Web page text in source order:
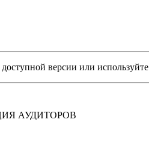
версии или
АУДИТОРОВ